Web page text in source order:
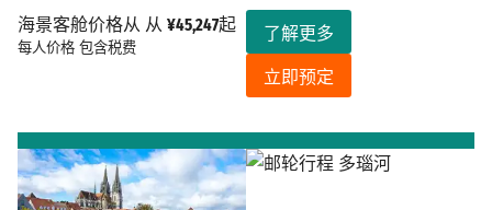
海景客舱价格从 从 ¥45,247起
每人价格 包含税费
了解更多
立即预定